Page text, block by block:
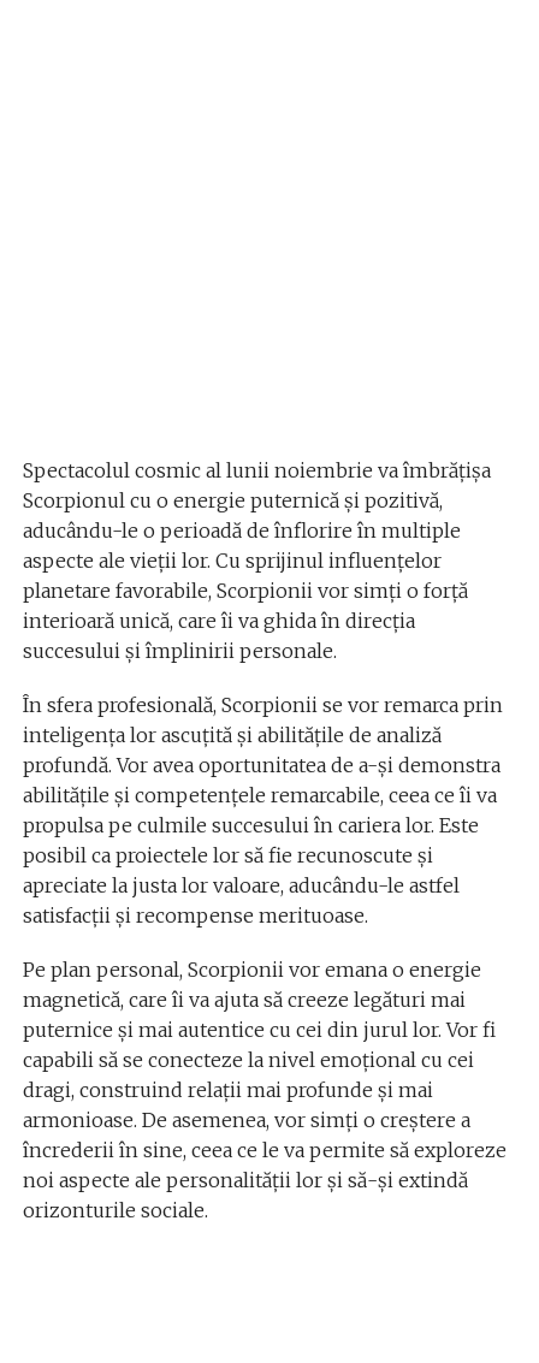
Spectacolul cosmic al lunii noiembrie va îmbrățișa
Scorpionul cu o energie puternică și pozitivă,
aducându-le o perioadă de înflorire în multiple
aspecte ale vieții lor. Cu sprijinul influențelor
planetare favorabile, Scorpionii vor simți o forță
interioară unică, care îi va ghida în direcția
succesului și împlinirii personale.
În sfera profesională, Scorpionii se vor remarca prin
inteligența lor ascuțită și abilitățile de analiză
profundă. Vor avea oportunitatea de a-și demonstra
abilitățile și competențele remarcabile, ceea ce îi va
propulsa pe culmile succesului în cariera lor. Este
posibil ca proiectele lor să fie recunoscute și
apreciate la justa lor valoare, aducându-le astfel
satisfacții și recompense merituoase.
Pe plan personal, Scorpionii vor emana o energie
magnetică, care îi va ajuta să creeze legături mai
puternice și mai autentice cu cei din jurul lor. Vor fi
capabili să se conecteze la nivel emoțional cu cei
dragi, construind relații mai profunde și mai
armonioase. De asemenea, vor simți o creștere a
încrederii în sine, ceea ce le va permite să exploreze
noi aspecte ale personalității lor și să-și extindă
orizonturile sociale.